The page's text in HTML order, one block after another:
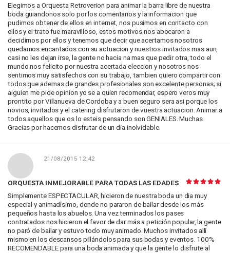
Elegimos a Orquesta Retroverion para animar la barra libre de nuestra
boda guiandonos solo por los comentarios y la informacion que
pudimos obtener de ellos en internet, nos pusimos en contacto con
ellos y el trato fue maravilloso, estos motivos nos abocaron a
decidirnos por ellos y tenemos que decir que acertamos nosotros
quedamos encantados con su actuacion y nuestros invitados mas aun,
casi no les dejan irse, la gente no hacia na mas que pedir otra, todo el
mundo nos felicito por nuestra acertada eleccion y nosotros nos
sentimos muy satisfechos con su trabajo, tambien quiero compartir con
todos que ademas de grandes profesionales son excelente personas; si
alguien me pide opinion yo se a quien recomendar, espero veros muy
prontito por Villanueva de Cordoba y a buen seguro sera asi porque los
novios, invitados y el catering disfrutaron de vuestra actuacion. Animar a
todos aquellos que os lo esteis pensando son GENIALES. Muchas
Gracias por hacernos disfrutar de un dia inolvidable.
21/08/2015 12:42
ORQUESTA INMEJORABLE PARA TODAS LAS EDADES
Simplemente ESPECTACULAR, hicieron de nuestra boda un dia muy
especial y animadísimo, donde no pararon de bailar desde los más
pequeños hasta los abuelos. Una vez terminados los pases
contratados nos hicieron el favor de dar más a petición popular, la gente
no paró de bailar y estuvo todo muy animado. Muchos invitados allí
mismo en los descansos pillándolos para sus bodas y eventos. 100%
RECOMENDABLE para una boda animada y que la gente lo disfrute al